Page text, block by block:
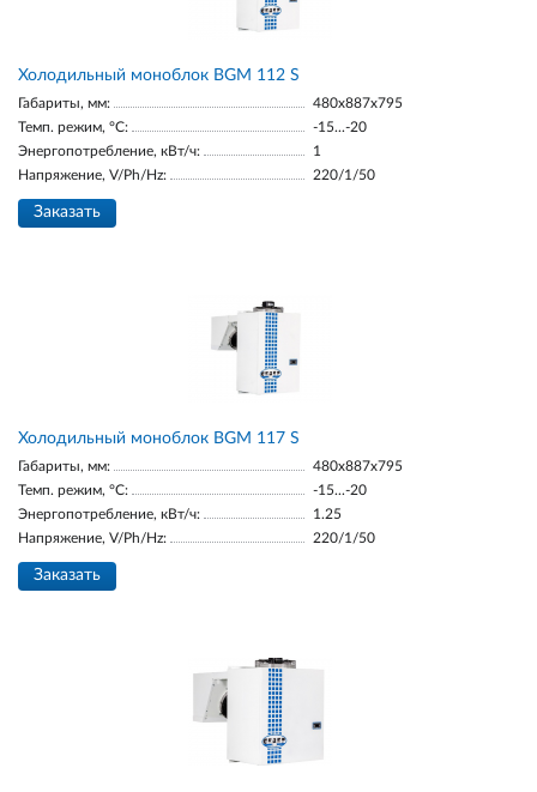
Холодильный моноблок BGM 112 S
Габариты, мм:
480x887x795
Темп. режим, °С:
-15...-20
Энергопотребление, кВт/ч:
1
Напряжение, V/Ph/Hz:
220/1/50
Заказать
Холодильный моноблок BGM 117 S
Габариты, мм:
480x887x795
Темп. режим, °С:
-15...-20
Энергопотребление, кВт/ч:
1.25
Напряжение, V/Ph/Hz:
220/1/50
Заказать